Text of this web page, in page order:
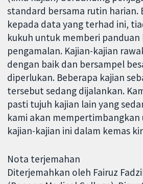
standard bersama rutin harian.
kepada data yang terhad ini,
kukuh untuk memberi panduan
pengamalan. Kajian-kajian
dengan baik dan bersampel
diperlukan. Beberapa kajian
tersebut sedang dijalankan.
pasti tujuh kajian lain yang
kami akan
kajian-kajian ini dalam kemas
Nota terjemahan
Diterjemahkan oleh Fairuz